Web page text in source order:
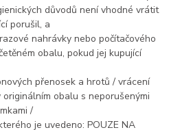
důvodů není vhodné vrátit
porušil, a
nahrávky nebo počítačového
obalu, pokud jej kupující
přenosek a hrotů / vrácení
originálním obalu s neporušenými
/
je uvedeno: POUZE NA